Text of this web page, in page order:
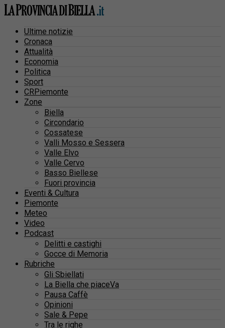
Ultime notizie
Cronaca
Attualità
Economia
Politica
Sport
CRPiemonte
Zone
Biella
Circondario
Cossatese
Valli Mosso e Sessera
Valle Elvo
Valle Cervo
Basso Biellese
Fuori provincia
Eventi & Cultura
Piemonte
Meteo
Video
Podcast
Delitti e castighi
Gocce di Memoria
Rubriche
Gli Sbiellati
La Biella che piaceVa
Pausa Caffè
Opinioni
Sale & Pepe
Tra le righe